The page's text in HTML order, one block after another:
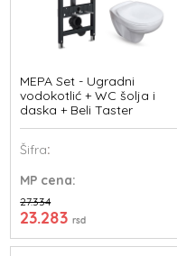
MEPA Set - Ugradni
vodokotlić + WC šolja i
daska + Beli Taster
Šifra:
MP cena:
27.334
23.283rsd